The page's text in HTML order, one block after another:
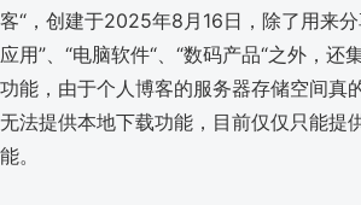
客“，创建于2025年8月16日，除了用来
应用”、“电脑软件“、“数码产品“之外，还
功能，由于个人博客的服务器存储空间真
无法提供本地下载功能，目前仅仅只能提
能。